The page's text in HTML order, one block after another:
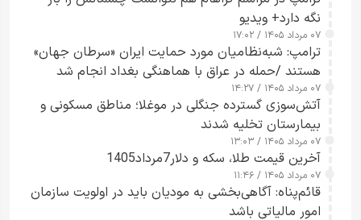
نگه دارد+ ویدیو
۰۷ مرداد ۱۴۰۵ / ۱۷:۰۲
ترامپ: شبه‌نظامیان مورد حمایت ایران «سرطان جهان»
هستند /حمله در عراق با هماهنگی بغداد انجام شد
۰۷ مرداد ۱۴۰۵ / ۱۴:۲۷
آتش‌سوزی گسترده جنگلی در موغلا؛ مناطق مسکونی و
بیمارستان تخلیه شدند
۰۷ مرداد ۱۴۰۵ / ۱۳:۰۳
آخرین قیمت طلا، سکه و دلار7مرداد1405
۰۷ مرداد ۱۴۰۵ / ۱۱:۴۶
قائم‌پناه: آگاهی‌بخشی به مودیان باید در اولویت سازمان
امور مالیاتی باشد